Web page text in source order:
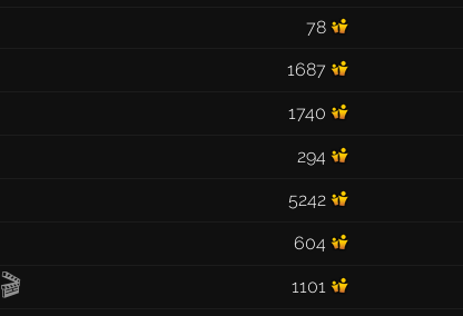
78
1687
1740
294
5242
604
🎬 1101